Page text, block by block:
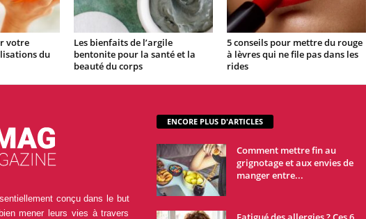
votre
du
Les bienfaits de l’argile
bentonite pour la santé et la
beauté du corps
5 conseils pour mettre du rouge
à lèvres qui ne file pas dans les
rides
conçu dans le but
mener leurs vies à travers
ENCORE PLUS D'ARTICLES
Comment mettre fin au
grignotage et aux envies de
manger entre...